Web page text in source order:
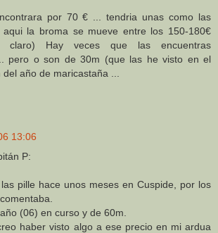
por 70 € ... tendria unas como las
la broma se mueve entre los 150-180€
claro) Hay veces que las encuentras
pero o son de 30m (que las he visto en el
año de maricastaña ...
13:06
P:
pille hace unos meses en Cuspide, por los
(06) en curso y de 60m.
haber visto algo a ese precio en mi ardua